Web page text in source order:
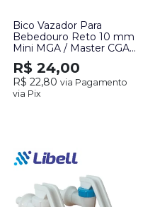
Bico Vazador Para
Bebedouro Reto 10 mm
Mini MGA / Master CGA
Libell- par
R$ 24,00
R$ 22,80 via Pagamento
via Pix